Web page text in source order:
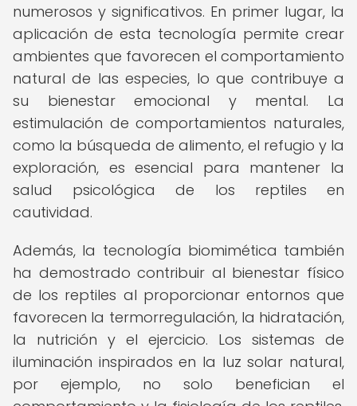
numerosos y significativos. En primer lugar, la
aplicación de esta tecnología permite crear
ambientes que favorecen el comportamiento
natural de las especies, lo que contribuye a
su bienestar emocional y mental. La
estimulación de comportamientos naturales,
como la búsqueda de alimento, el refugio y la
exploración, es esencial para mantener la
salud psicológica de los reptiles en
cautividad.
Además, la tecnología biomimética también
ha demostrado contribuir al bienestar físico
de los reptiles al proporcionar entornos que
favorecen la termorregulación, la hidratación,
la nutrición y el ejercicio. Los sistemas de
iluminación inspirados en la luz solar natural,
por ejemplo, no solo benefician el